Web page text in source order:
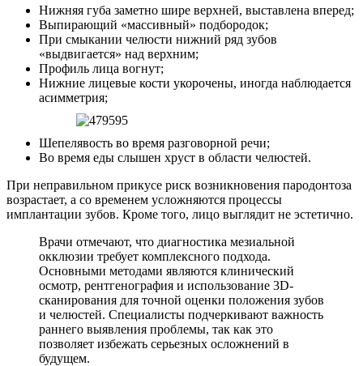
Нижняя губа заметно шире верхней, выставлена вперед;
Выпирающий «массивный» подбородок;
При смыкании челюсти нижний ряд зубов
«выдвигается» над верхним;
Профиль лица вогнут;
Нижние лицевые кости укорочены, иногда наблюдается
асимметрия;
Шепелявость во время разговорной речи;
Во время еды слышен хруст в области челюстей.
При неправильном прикусе риск возникновения пародонтоза
возрастает, а со временем усложняются процессы
имплантации зубов. Кроме того, лицо выглядит не эстетично.
Врачи отмечают, что диагностика мезиальной
окклюзии требует комплексного подхода.
Основными методами являются клинический
осмотр, рентгенография и использование 3D-
сканирования для точной оценки положения зубов
и челюстей. Специалисты подчеркивают важность
раннего выявления проблемы, так как это
позволяет избежать серьезных осложнений в
будущем.